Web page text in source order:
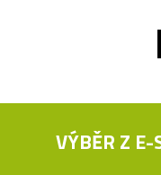
VÝBĚR Z E-